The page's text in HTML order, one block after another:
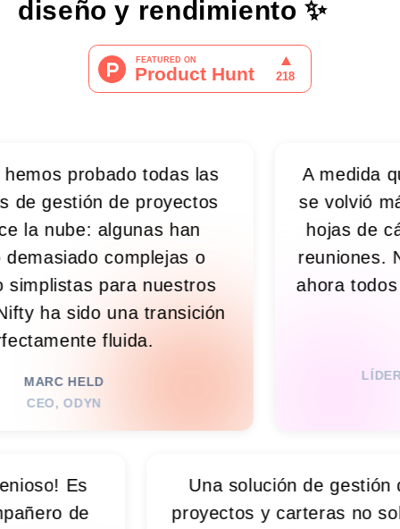
diseño y rendimiento✨
todas las
de proyectos
algunas han
complejas o
para nuestros
una transición
fluida.
A medida que
se volvió más difícil.
hojas de cálculo,
reuniones. Nifty lo
ahora todos saben lo
LÍDER DE
ingenioso! Es
compañero de
Una solución
proyectos y